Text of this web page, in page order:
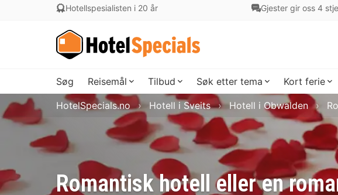
Hotellspesialisten i 20 år Gjester gir oss 4
Søg Reisemål Tilbud Søk etter tema Kort ferie
Romantisk hotell eller en
HotelSpecials.no Hotell i Sveits Hotell i Obwalden